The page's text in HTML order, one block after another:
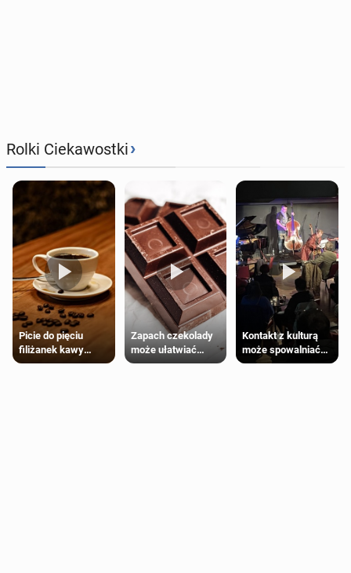
Rolki Ciekawostki›
Picie do pięciu
filiżanek kawy
dziennie jest
Zapach czekolady
może ułatwiać
trening siłowy
Kontakt z kulturą
może spowalniać
starzenie